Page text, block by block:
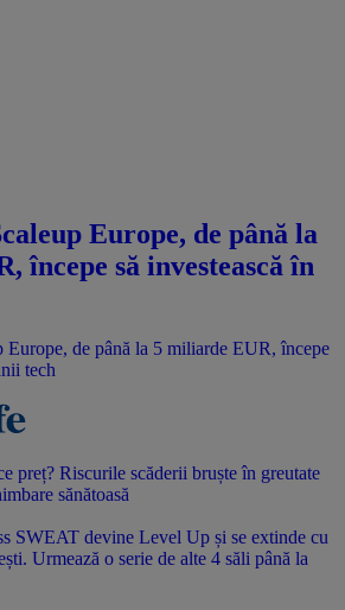
Europe, de până la
începe să investească în
preț? Riscurile scăderii bruște în greutate
sănătoasă
SWEAT devine Level Up și se extinde cu
Urmează o serie de alte 4 săli până la